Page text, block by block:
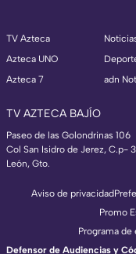
TV Azteca
Azteca UNO
Azteca 7
adn
TV AZTECA BAJÍO
Paseo de las Golondrinas 106
Col San Isidro de Jerez, C.p-
León, Gto.
Aviso de privacidad
Promo
Programa
Defensor de Audiencias y